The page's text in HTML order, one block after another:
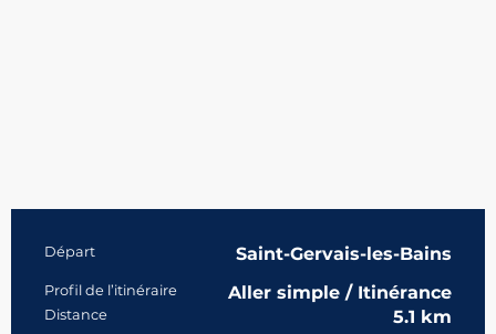
Informations pratiques
Départ Saint-Gervais-les-Bains
Profil de l’itinéraire Aller simple / Itinérance
Distance 5.1 km